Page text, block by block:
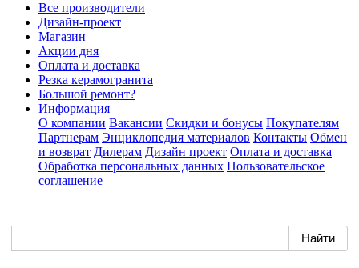
Все производители
Дизайн-проект
Магазин
Акции дня
Оплата и доставка
Резка керамогранита
Большой ремонт?
Информация
О компании Вакансии Скидки и бонусы Покупателям
Партнерам Энциклопедия материалов Контакты Обмен
и возврат Дилерам Дизайн проект Оплата и доставка
Обработка персональных данных Пользовательское
соглашение